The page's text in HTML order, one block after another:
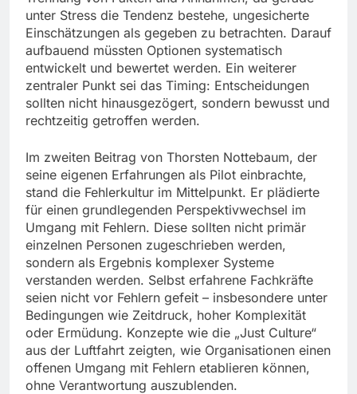
unter Stress die Tendenz bestehe, ungesicherte
Einschätzungen als gegeben zu betrachten. Darauf
aufbauend müssten Optionen systematisch
entwickelt und bewertet werden. Ein weiterer
zentraler Punkt sei das Timing: Entscheidungen
sollten nicht hinausgezögert, sondern bewusst und
rechtzeitig getroffen werden.
Im zweiten Beitrag von Thorsten Nottebaum, der
seine eigenen Erfahrungen als Pilot einbrachte,
stand die Fehlerkultur im Mittelpunkt. Er plädierte
für einen grundlegenden Perspektivwechsel im
Umgang mit Fehlern. Diese sollten nicht primär
einzelnen Personen zugeschrieben werden,
sondern als Ergebnis komplexer Systeme
verstanden werden. Selbst erfahrene Fachkräfte
seien nicht vor Fehlern gefeit – insbesondere unter
Bedingungen wie Zeitdruck, hoher Komplexität
oder Ermüdung. Konzepte wie die „Just Culture“
aus der Luftfahrt zeigten, wie Organisationen einen
offenen Umgang mit Fehlern etablieren können,
ohne Verantwortung auszublenden.